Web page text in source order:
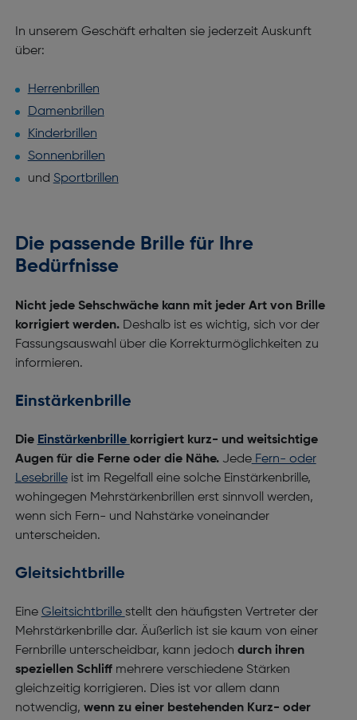
In unserem Geschäft erhalten sie jederzeit Auskunft
über:
Herrenbrillen
Damenbrillen
Kinderbrillen
Sonnenbrillen
und Sportbrillen
Die passende Brille für Ihre
Bedürfnisse
Nicht jede Sehschwäche kann mit jeder Art von Brille
korrigiert werden.Deshalb ist es wichtig, sich vor der
Fassungsauswahl über die Korrekturmöglichkeiten zu
informieren.
Einstärkenbrille
Die Einstärkenbrille korrigiert kurz- und weitsichtige
Augen für die Ferne oder die Nähe.JedeFern- oder
Lesebrilleist im Regelfall eine solche Einstärkenbrille,
wohingegen Mehrstärkenbrillen erst sinnvoll werden,
wenn sich Fern- und Nahstärke voneinander
unterscheiden.
Gleitsichtbrille
Eine Gleitsichtbrille stellt den häufigsten Vertreter der
Mehrstärkenbrille dar. Äußerlich ist sie kaum von einer
Fernbrille unterscheidbar, kann jedoch durch ihren
speziellen Schliffmehrere verschiedene Stärken
gleichzeitig korrigieren. Dies ist vor allem dann
notwendig, wenn zu einer bestehenden Kurz- oder